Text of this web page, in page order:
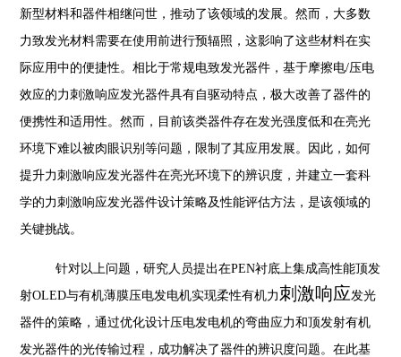
新型材料和器件相继问世，推动了该领域的发展。然而，大多数
力致发光材料需要在使用前进行预辐照，这影响了这些材料在实
际应用中的便捷性。相比于常规电致发光器件，基于摩擦电/压电
效应的力刺激响应发光器件具有自驱动特点，极大改善了器件的
便携性和适用性。然而，目前该类器件存在发光强度低和在亮光
环境下难以被肉眼识别等问题，限制了其应用发展。因此，如何
提升力刺激响应发光器件在亮光环境下的辨识度，并建立一套科
学的力刺激响应发光器件设计策略及性能评估方法，是该领域的
关键挑战。
针对以上问题，研究人员提出在PEN衬底上集成高性能顶发
射OLED与有机薄膜压电发电机实现柔性有机力 刺激响应发光
器件的策略，通过优化设计压电发电机的弯曲应力和顶发射有机
发光器件的光传输过程，成功解决了器件的辨识度问题。在此基